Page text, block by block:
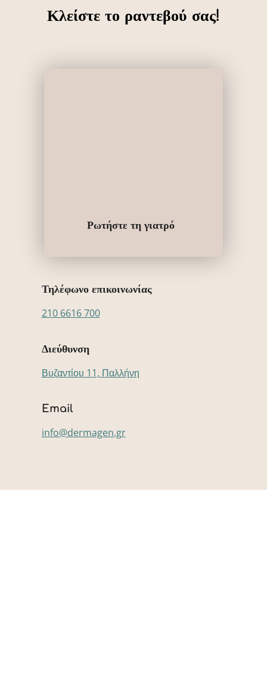
Κλείστε το ραντεβού σας!
Ρωτήστε τη γιατρό
Τηλέφωνο επικοινωνίας
210 6616 700
Διεύθυνση
Βυζαντίου 11, Παλλήνη
Email
info@dermagen.gr